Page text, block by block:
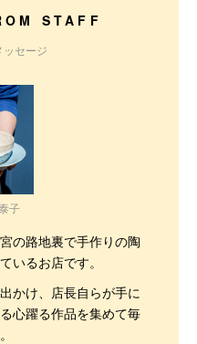
STAFF
ッセージ
子
の路地裏で手作りの陶
いるお店です。
かけ、店長自らが手に
心躍る作品を集めて毎